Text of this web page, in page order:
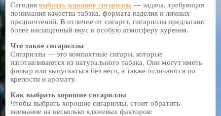
Сегоднявыбрать хорошие сигариллы — задача, требующая
понимания качества табака, формата изделия и личных
предпочтений. В отличие от сигарет, сигариллы предлагают
более насыщенный вкус и особую атмосферу курения.
Что такое сигариллы
Сигариллы — это компактные сигары, которые
изготавливаются из натурального табака. Они могут иметь
фильтр или выпускаться без него, а также отличаются по
крепости и аромату.
Как выбрать хорошие сигариллы
Чтобы выбрать хорошие сигариллы, стоит обратить
внимание на несколько ключевых факторов: